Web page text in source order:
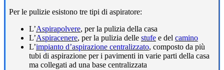
Per le pulizie esistono tre tipi di aspiratore:
L’Aspirapolvere, per la pulizia della casa
L’Aspiracenere, per la pulizia delle stufe e del camino
L’impianto d’aspirazione centralizzato, composto da più
tubi di aspirazione per i pavimenti in varie parti della casa
ma collegati ad una base centralizzata